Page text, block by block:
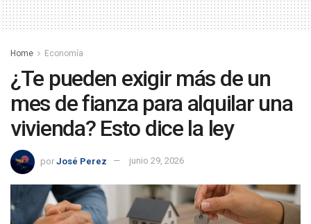
Home Economía
¿Te pueden exigir más de un
mes de fianza para alquilar una
vivienda? Esto dice la ley
por José Perez junio 29, 2026